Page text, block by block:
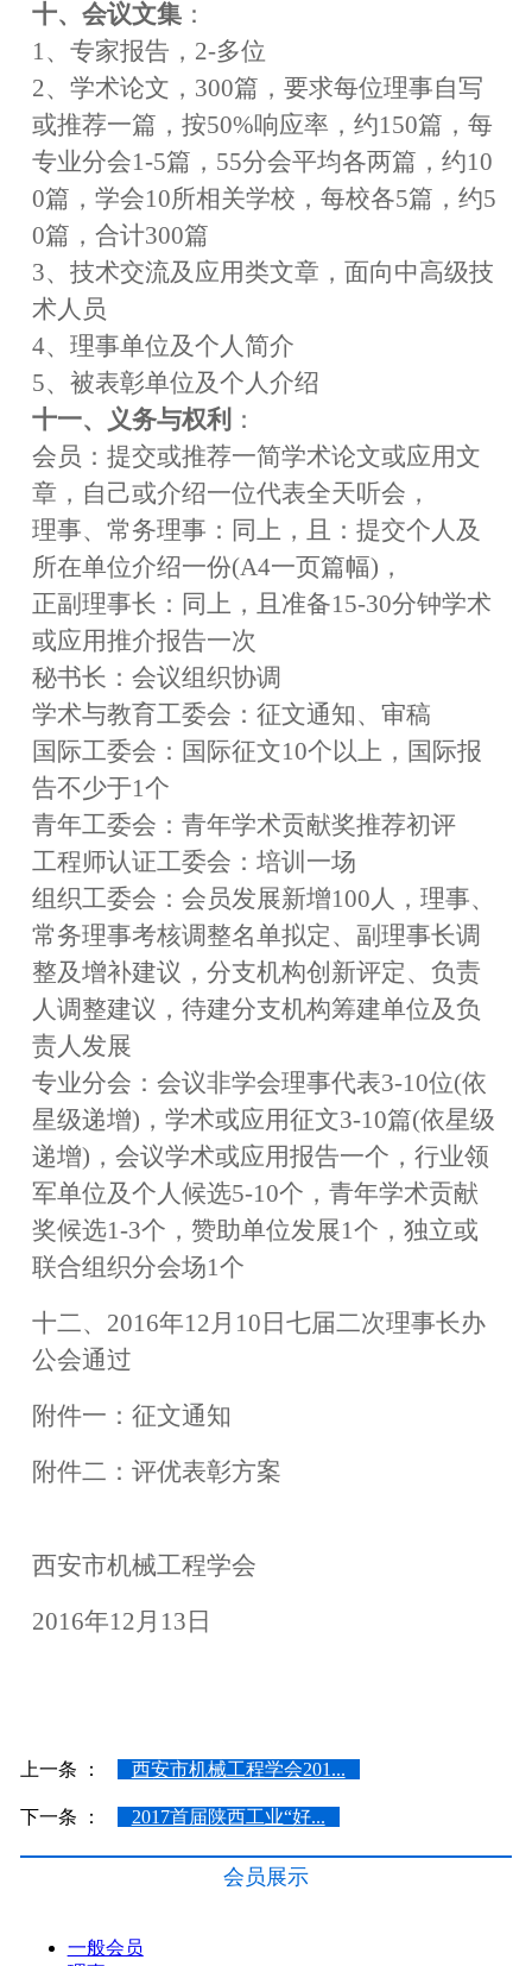
十、会议文集：
1、专家报告，2-多位
2、学术论文，300篇，要求每位理事自写
或推荐一篇，按50%响应率，约150篇，每
专业分会1-5篇，55分会平均各两篇，约10
0篇，学会10所相关学校，每校各5篇，约5
0篇，合计300篇
3、技术交流及应用类文章，面向中高级技
术人员
4、理事单位及个人简介
5、被表彰单位及个人介绍
十一、义务与权利 ：
会员：提交或推荐一简学术论文或应用文
章，自己或介绍一位代表全天听会，
理事、常务理事：同上，且：提交个人及
所在单位介绍一份(A4一页篇幅)，
正副理事长：同上，且准备15-30分钟学术
或应用推介报告一次
秘书长：会议组织协调
学术与教育工委会：征文通知、审稿
国际工委会：国际征文10个以上，国际报
告不少于1个
青年工委会：青年学术贡献奖推荐初评
工程师认证工委会：培训一场
组织工委会：会员发展新增100人，理事、
常务理事考核调整名单拟定、副理事长调
整及增补建议，分支机构创新评定、负责
人调整建议，待建分支机构筹建单位及负
责人发展
专业分会：会议非学会理事代表3-10位(依
星级递增)，学术或应用征文3-10篇(依星级
递增)，会议学术或应用报告一个，行业领
军单位及个人候选5-10个，青年学术贡献
奖候选1-3个，赞助单位发展1个，独立或
联合组织分会场1个
十二、 2016年12月10日七届二次理事长办
公会通过
附件一：征文通知
附件二： 评优表彰方案
西安市机械工程学会
2016年12月13日
上一条 ： 西安市机械工程学会201...
下一条 ： 2017首届陕西工业“好...
会员展示
一般会员